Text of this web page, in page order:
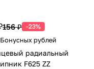
156 ₽ -23%
рублей
радиальный
F625 ZZ